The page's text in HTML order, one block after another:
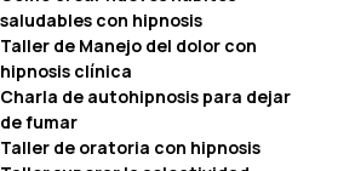
saludables con hipnosis
Taller de Manejo del dolor con
hipnosis clínica
Charla de autohipnosis para dejar
de fumar
Taller de oratoria con hipnosis